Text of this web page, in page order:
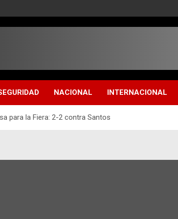
NACIONAL INTERNACIONAL
para la Fiera: 2-2 contra Santos